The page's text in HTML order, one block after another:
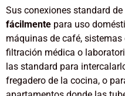
Sus conexiones standard de
fácilmente para uso
máquinas de café,
filtración médica o
las standard para
fregadero de la cocina, o